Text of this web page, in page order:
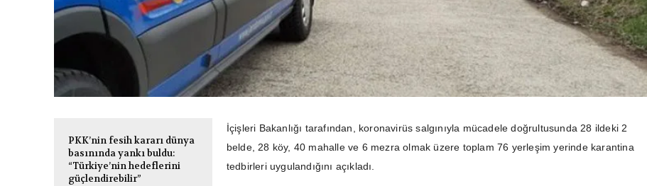
PKK’nin fesih kararı dünya
basınında yankı buldu:
“Türkiye’nin hedeflerini
güçlendirebilir”
İçişleri Bakanlığı tarafından, koronavirüs salgınıyla mücadele doğrultusunda 28 ildeki 2
belde, 28 köy, 40 mahalle ve 6 mezra olmak üzere toplam 76 yerleşim yerinde karantina
tedbirleri uygulandığını açıkladı.